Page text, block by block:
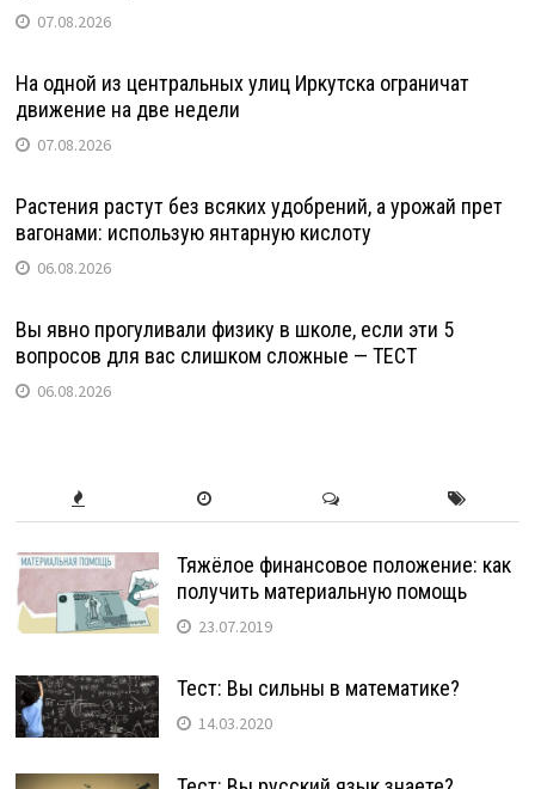
07.08.2026
На одной из центральных улиц Иркутска ограничат
движение на две недели
07.08.2026
Растения растут без всяких удобрений, а урожай прет
вагонами: использую янтарную кислоту
06.08.2026
Вы явно прогуливали физику в школе, если эти 5
вопросов для вас слишком сложные — ТЕСТ
06.08.2026
Тяжёлое финансовое положение: как
получить материальную помощь
23.07.2019
Тест: Вы сильны в математике?
14.03.2020